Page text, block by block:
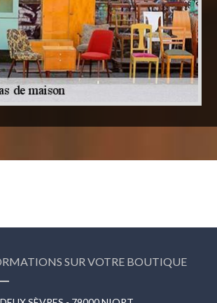
SUR VOTRE BOUTIQUE